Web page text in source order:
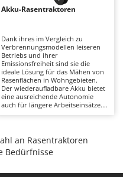
Akku-Rasentraktoren
Dank ihres im Vergleich zu
Verbrennungsmodellen leiseren
Betriebs und ihrer
Emissionsfreiheit sind sie die
ideale Lösung für das Mähen von
Rasenflächen in Wohngebieten.
Der wiederaufladbare Akku bietet
eine ausreichende Autonomie
auch für längere Arbeitseinsätze.
Wartungsaufwand, der sich auf
das Aufladen der Akkus nach
jedem Gebrauch zur Erhaltung
Reinigung oder den Austausch der
an Rasentraktoren
Bedürfnisse